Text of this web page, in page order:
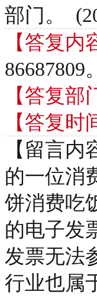
部门。
【答复内
86687809
【答复部
【答复时
【留言
的一位消
饼消费吃
的电子发
发票无法
行业也属